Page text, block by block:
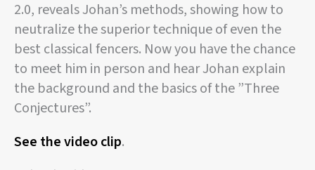
2.0, reveals Johan’s methods, showing how to
neutralize the superior technique of even the
best classical fencers. Now you have the chance
to meet him in person and hear Johan explain
the background and the basics of the ”Three
Conjectures”.
See the video clip.